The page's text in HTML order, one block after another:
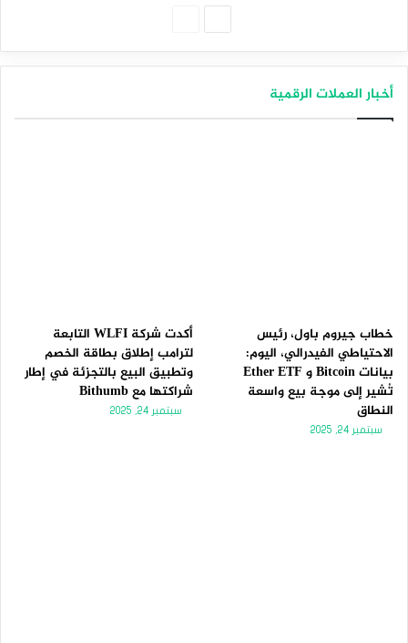
أخبار العملات الرقمية
خطاب جيروم باول، رئيس
الاحتياطي الفيدرالي، اليوم:
بيانات Bitcoin و Ether ETF
تُشير إلى موجة بيع واسعة
النطاق
سبتمبر 24, 2025
أكدت شركة WLFI التابعة
لترامب إطلاق بطاقة الخصم
وتطبيق البيع بالتجزئة في إطار
شراكتها مع Bithumb
سبتمبر 24, 2025